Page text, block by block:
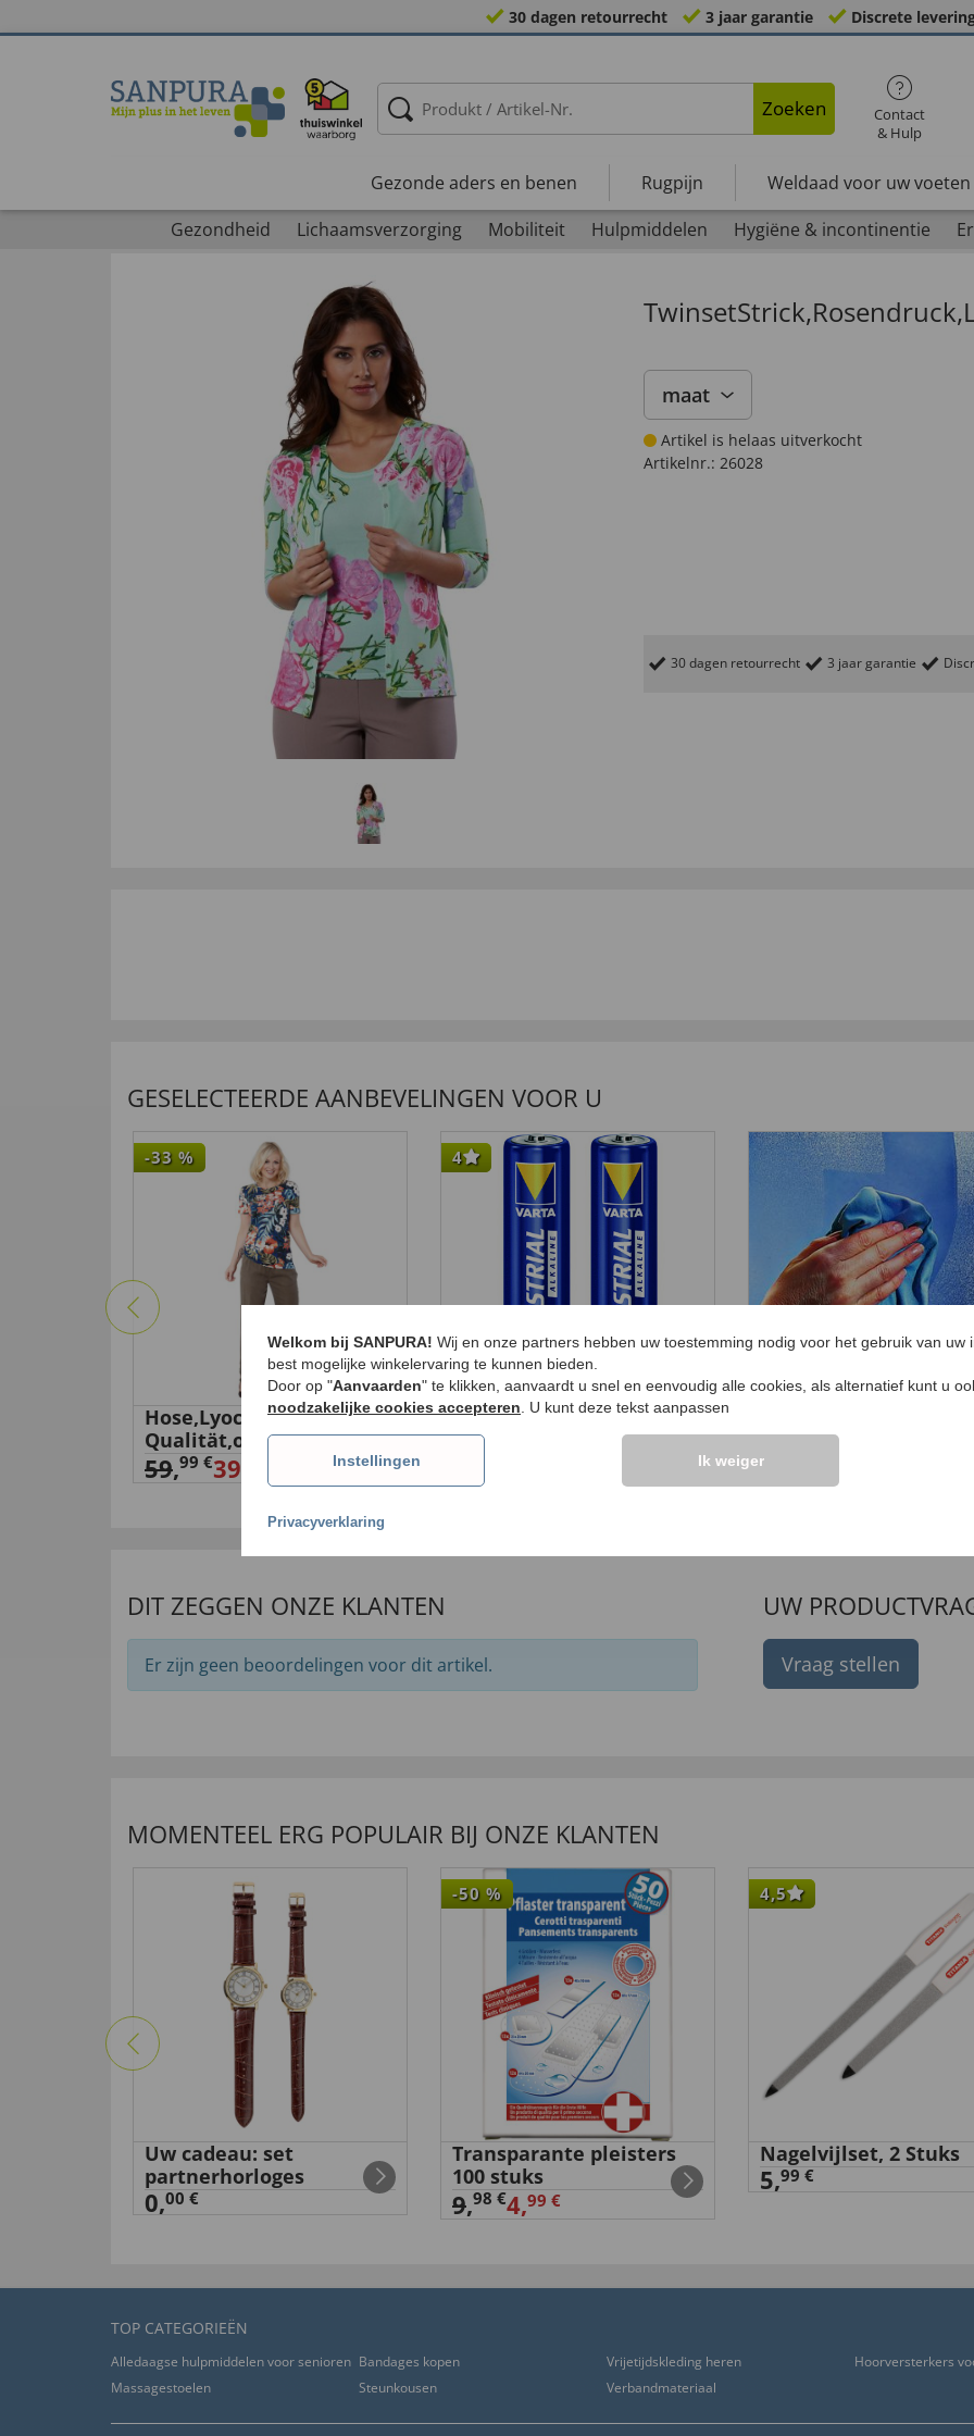
30 dagen retourrecht 3 jaar garantie Discrete
Zoeken
Contact
& Hulp
Gezonde aders en benen Rugpijn Weldaad voor uw voeten
Gezondheid
Lichaamsverzorging Mobiliteit Hulpmiddelen Hygiëne & incontinentie
maat
Artikel is helaas uitverkocht
Artikelnr.: 26028
30 dagen retourrecht 3 jaar garantie
GESELECTEERDE AANBEVELINGEN VOOR U
-33 %
Hose,Lyocell
Qualität,oliv,48
59,99 €39,
4
AAA-batterijen 2-pack Set
van 2 stuks
stuks
24,
DIT ZEGGEN ONZE KLANTEN
Er zijn geen beoordelingen voor dit artikel.
UW
Vraag stellen
MOMENTEEL ERG POPULAIR BIJ ONZE KLANTEN
Uw cadeau: set
partnerhorloges
0,00 €
-50 %
Transparante pleisters
100 stuks
9,98 €4,99 €
4,5
Nagelvijlset, 2 Stuks
5,99 €
TOP CATEGORIEËN
Alledaagse hulpmiddelen voor senioren Bandages kopen Vrijetijdskleding heren Hoorversterkers
Massagestoelen
Steunkousen Verbandmateriaal
Welkom bij SANPURA! Wij en onze partners hebben uw toestemming nodig voor het gebruik van uw
best mogelijke winkelervaring te kunnen bieden.
Door op "Aanvaarden" te klikken, aanvaardt u snel en eenvoudig alle cookies, als alternatief kunt u
noodzakelijke cookies accepteren . U kunt deze tekst aanpassen
Instellingen Ik weiger
Privacyverklaring